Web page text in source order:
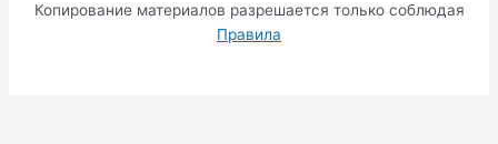
Копирование материалов разрешается только соблюдая
Правила